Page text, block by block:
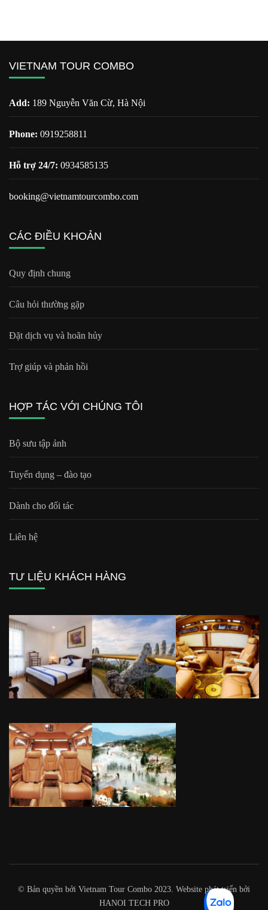
VIETNAM TOUR COMBO
Add: 189 Nguyễn Văn Cừ, Hà Nội
Phone: 0919258811
Hỗ trợ 24/7: 0934585135
booking@vietnamtourcombo.com
CÁC ĐIỀU KHOẢN
Quy định chung
Câu hỏi thường gặp
Đặt dịch vụ và hoãn hủy
Trợ giúp và phản hồi
HỢP TÁC VỚI CHÚNG TÔI
Bộ sưu tập ảnh
Tuyển dụng – đào tạo
Dành cho đối tác
Liên hệ
TƯ LIỆU KHÁCH HÀNG
© Bản quyền bởi Vietnam Tour Combo 2023. Website phát triển bởi
HANOI TECH PRO